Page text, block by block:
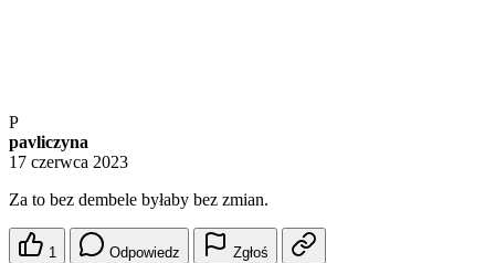
P
pavliczyna
17 czerwca 2023
Za to bez dembele byłaby bez zmian.
1 Odpowiedz Zgłoś